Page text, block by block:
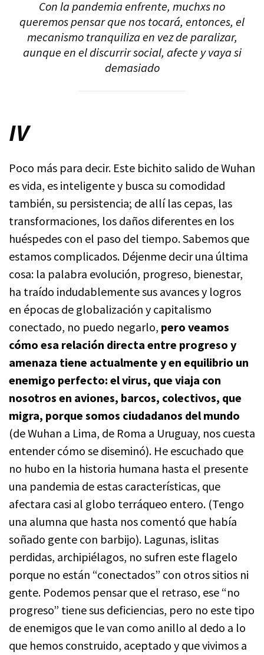
Con la pandemia enfrente, muchxs no
queremos pensar que nos tocará, entonces, el
mecanismo tranquiliza en vez de paralizar,
aunque en el discurrir social, afecte y vaya si
demasiado
IV
Poco más para decir. Este bichito salido de Wuhan
es vida, es inteligente y busca su comodidad
también, su persistencia; de allí las cepas, las
transformaciones, los daños diferentes en los
huéspedes con el paso del tiempo. Sabemos que
estamos complicados. Déjenme decir una última
cosa: la palabra evolución, progreso, bienestar,
ha traído indudablemente sus avances y logros
en épocas de globalización y capitalismo
conectado, no puedo negarlo, pero veamos
cómo esa relación directa entre progreso y
amenaza tiene actualmente y en equilibrio un
enemigo perfecto: el virus, que viaja con
nosotros en aviones, barcos, colectivos, que
migra, porque somos ciudadanos del mundo
(de Wuhan a Lima, de Roma a Uruguay, nos cuesta
entender cómo se diseminó). He escuchado que
no hubo en la historia humana hasta el presente
una pandemia de estas características, que
afectara casi al globo terráqueo entero. (Tengo
una alumna que hasta nos comentó que había
soñado gente con barbijo). Lagunas, islitas
perdidas, archipiélagos, no sufren este flagelo
porque no están “conectados” con otros sitios ni
gente. Podemos pensar que el retraso, ese “no
progreso” tiene sus deficiencias, pero no este tipo
de enemigos que le van como anillo al dedo a lo
que hemos construido, aceptado y que vivimos a